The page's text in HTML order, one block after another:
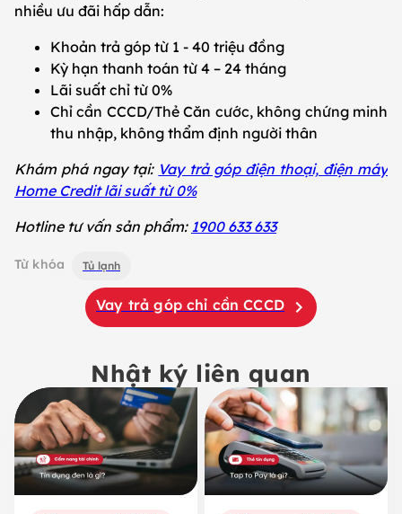
nhiều ưu đãi hấp dẫn:
Khoản trả góp từ 1 - 40 triệu đồng
Kỳ hạn thanh toán từ 4 – 24 tháng
Lãi suất chỉ từ 0%
Chỉ cần CCCD/Thẻ Căn cước, không chứng minh
thu nhập, không thẩm định người thân
Khám phá ngay tại: Vay trả góp điện thoại, điện máy
Home Credit lãi suất từ 0%
Hotline tư vấn sản phẩm: 1900 633 633
Từ khóa Tủ lạnh
Vay trả góp chỉ cần CCCD
Nhật ký liên quan